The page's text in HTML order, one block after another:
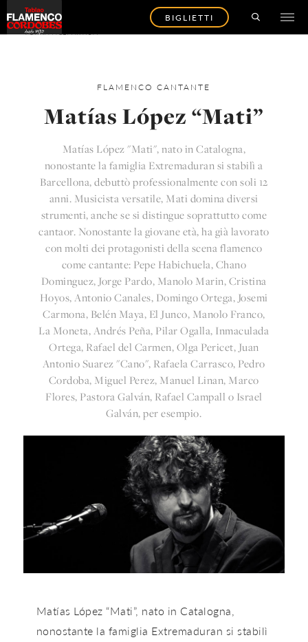
BIGLIETTI
TORNA AGLI ARTISTI
FLAMENCOCANTANTE
Matías López “Mati”
Matías López "Mati", nato in Catalogna,
nonostante la famiglia Extremaduran si stabilì a
Barcellona, ​​debuttò professionalmente con soli 12
anni. Musicista versatile, Mati domina diversi
strumenti, anche se si distingue soprattutto come
cantaor. Nonostante la giovane età, ha già lavorato
con molti dei protagonisti della scena flamenco
come cantante: Pepe Habichuela, Chano
Dominguez, Jorge Pardo, Manolo Marin, Cristina
Hoyos, Antonio Canales, Domingo Ortega, Josemi
Carmona, Belén Maya, El Junco, Manolo Franco,
La Moneta, Andrés Peña, Pilar Ogalla, Inmaculada
Ortega, Rafael del Carmen, Olga Pericet, Juan
Antonio Suarez "Cano", Rafaela Carrasco, Pedro
Cordoba, Miguel Perez, Manuel Linan, Marco
Flores, Pastora Galván, Rafael Campall o Israel
Galván, per esempio.
Matías López “Mati”, nato in Catalogna,
nonostante la famiglia Extremaduran si stabilì